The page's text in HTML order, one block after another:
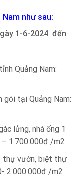
như sau:
1-6-2024 đến
Quảng Nam:
gói tại Quảng Nam:
lửng, nhà ống 1
1.700.000đ /m2
thự vườn, biệt thự
2.000.000đ /m2